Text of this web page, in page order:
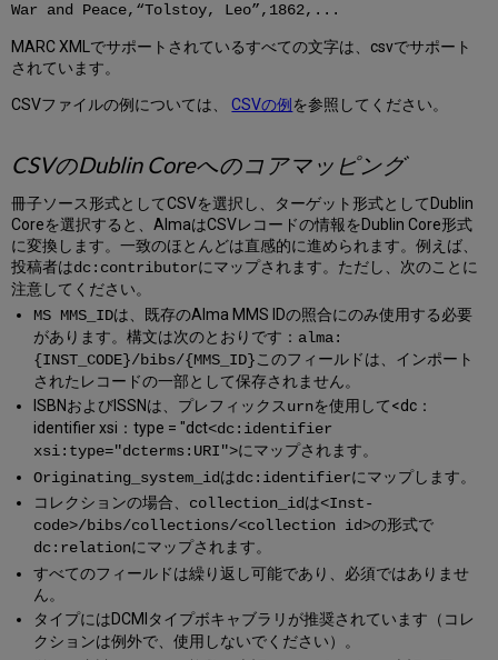
War and Peace,“Tolstoy, Leo”,1862,...
MARC XMLでサポートされているすべての文字は、csvでサポート
されています。
CSVファイルの例については、CSVの例 を参照してください。
CSVのDublin Coreへのコアマッピング
冊子ソース形式としてCSVを選択し、ターゲット形式としてDublin
Coreを選択すると、AlmaはCSVレコードの情報をDublin Core形式
に変換します。一致のほとんどは直感的に進められます。例えば、
投稿者はdc:contributorにマップされます。ただし、次のことに
注意してください。
MS MMS_IDは、既存のAlma MMS IDの照合にのみ使用する必要
があります。構文は次のとおりです： alma:
{INST_CODE}/bibs/{MMS_ID} このフィールドは、インポート
されたレコードの一部として保存されません。
ISBNおよびISSNは、プレフィックスurnを使用して<dc：
identifier xsi：type = "dct<dc:identifier
xsi:type="dcterms:URI">にマップされます。
Originating_system_idはdc:identifierにマップします。
コレクションの場合、 collection_idは<Inst-
code>/bibs/collections/<collection id>の形式で
dc:relationにマップされます。
すべてのフィールドは繰り返し可能であり、必須ではありませ
ん。
タイプにはDCMIタイプボキャブラリが推奨されています（コレ
クションは例外で、使用しないでください）。